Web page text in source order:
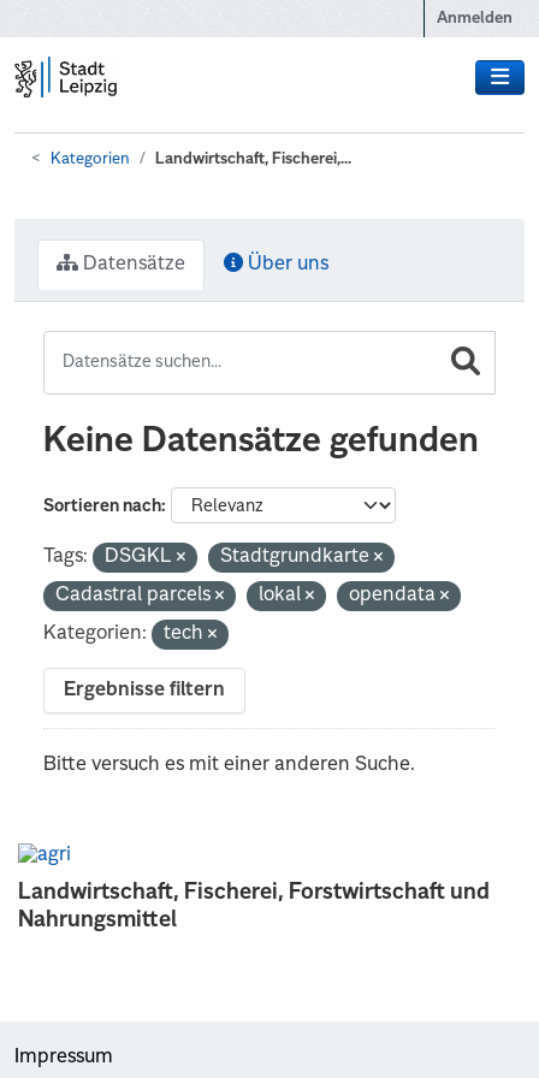
Anmelden
Kategorien Landwirtschaft, Fischerei,...
Landwirtschaft, Fischerei, Forstwirtschaft und
Nahrungsmittel
Datensätze Über uns
Keine Datensätze gefunden
Sortieren nach
Tags: DSGKL
Stadtgrundkarte
Cadastral parcels
lokal
opendata
Kategorien:
tech
Ergebnisse filtern
Bitte versuch es mit einer anderen Suche.
Impressum